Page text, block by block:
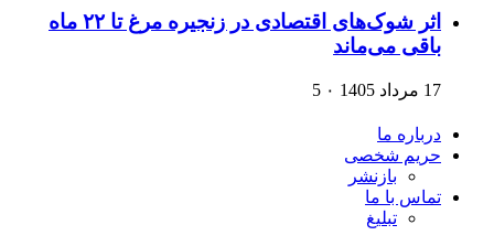
اثر شوک‌های اقتصادی در زنجیره مرغ تا ۲۲ ماه
باقی می‌ماند
17 مرداد 1405 ۰ 5
درباره ما
حریم شخصی
بازنشر
تماس با ما
تبلیغ